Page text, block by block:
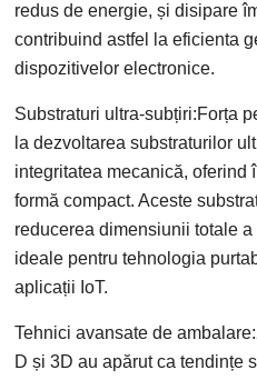
redus de energie, și disipare
contribuind astfel la eficienta
dispozitivelor electronice.
Substraturi ultra-subțiri:Forța
la dezvoltarea substraturilor
integritatea mecanică, oferind
formă compact. Aceste
reducerea dimensiunii totale
ideale pentru tehnologia
aplicații IoT.
Tehnici avansate de
D și 3D au apărut ca tendințe